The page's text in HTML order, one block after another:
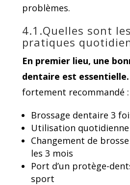
problèmes.
4.1.Quelles sont
pratiques
En premier lieu, une
dentaire est essentielle.
fortement recommandé :
Brossage dentaire 3
Utilisation
Changement de
les 3 mois
Port d’un protège-
sport